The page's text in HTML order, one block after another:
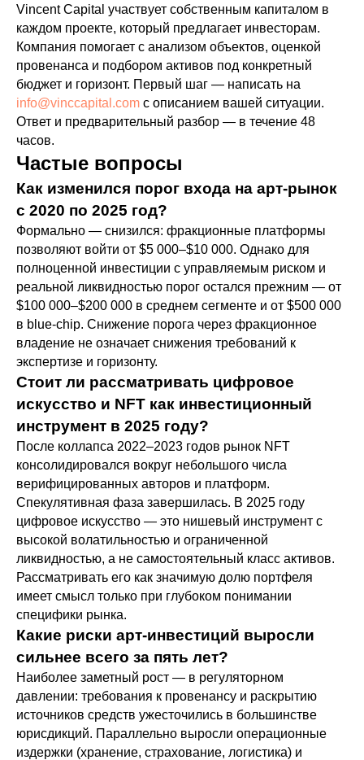
Vincent Capital участвует собственным капиталом в
каждом проекте, который предлагает инвесторам.
Компания помогает с анализом объектов, оценкой
провенанса и подбором активов под конкретный
бюджет и горизонт. Первый шаг — написать на
info@vinccapital.com с описанием вашей ситуации.
Ответ и предварительный разбор — в течение 48
часов.
Частые вопросы
Как изменился порог входа на арт-рынок
с 2020 по 2025 год?
Формально — снизился: фракционные платформы
позволяют войти от $5 000–$10 000. Однако для
полноценной инвестиции с управляемым риском и
реальной ликвидностью порог остался прежним — от
$100 000–$200 000 в среднем сегменте и от $500 000
в blue-chip. Снижение порога через фракционное
владение не означает снижения требований к
экспертизе и горизонту.
Стоит ли рассматривать цифровое
искусство и NFT как инвестиционный
инструмент в 2025 году?
После коллапса 2022–2023 годов рынок NFT
консолидировался вокруг небольшого числа
верифицированных авторов и платформ.
Спекулятивная фаза завершилась. В 2025 году
цифровое искусство — это нишевый инструмент с
высокой волатильностью и ограниченной
ликвидностью, а не самостоятельный класс активов.
Рассматривать его как значимую долю портфеля
имеет смысл только при глубоком понимании
специфики рынка.
Какие риски арт-инвестиций выросли
сильнее всего за пять лет?
Наиболее заметный рост — в регуляторном
давлении: требования к провенансу и раскрытию
источников средств ужесточились в большинстве
юрисдикций. Параллельно выросли операционные
издержки (хранение, страхование, логистика) и